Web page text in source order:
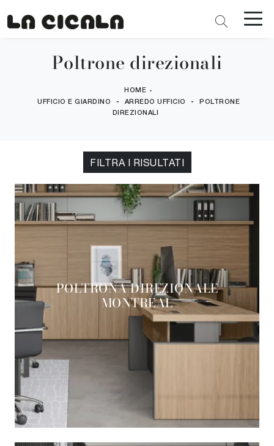
Poltrone direzionali
HOME -
UFFICIO E GIARDINO - ARREDO UFFICIO -
POLTRONE
DIREZIONALI
FILTRA I RISULTATI
POLTRONA DIREZIONALE
MONTREAL